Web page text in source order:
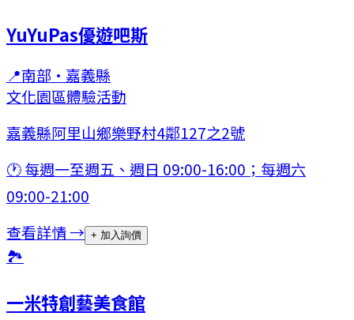
YuYuPas優遊吧斯
📍南部 · 嘉義縣
文化園區體驗活動
嘉義縣阿里山鄉樂野村4鄰127之2號
🕐每週一至週五、週日 09:00-16:00；每週六
09:00-21:00
查看詳情 → + 加入詢價
🏞
一米特創藝美食館